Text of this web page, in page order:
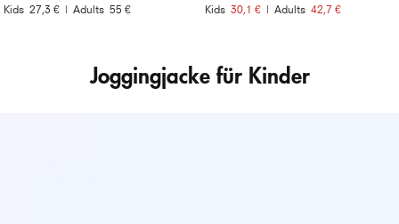
Kids 27,3 € | Adults 55 € Kids 30,1 € | Adults 42,7 €
Joggingjacke für Kinder